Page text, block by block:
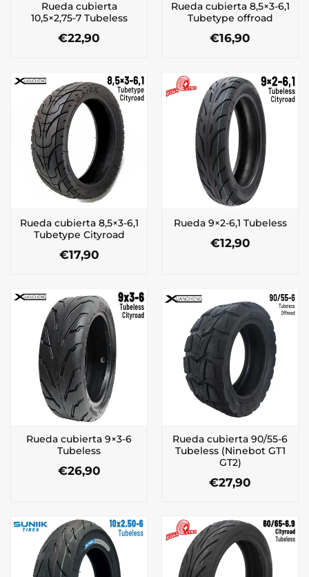
Rueda cubierta
10,5×2,75-7 Tubeless
€22,90
Rueda cubierta 8,5×3-6,1
Tubetype offroad
€16,90
Rueda cubierta 8,5×3-6,1
Tubetype Cityroad
€17,90
Rueda 9×2-6,1 Tubeless
€12,90
Rueda cubierta 9×3-6
Tubeless
€26,90
Rueda cubierta 90/55-6
Tubeless (Ninebot GT1
GT2)
€27,90